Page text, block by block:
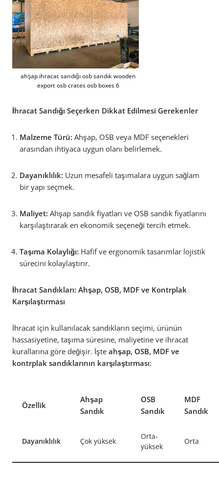
ahşap ihracat sandığı osb sandık wooden
export osb crates osb boxes 6
İhracat Sandığı Seçerken Dikkat Edilmesi Gerekenler
Malzeme Türü: Ahşap, OSB veya MDF seçenekleri
arasından ihtiyaca uygun olanı belirlemek.
Dayanıklılık: Uzun mesafeli taşımalara uygun sağlam
bir yapı seçmek.
Maliyet: Ahşap sandık fiyatları ve OSB sandık fiyatlarını
karşılaştırarak en ekonomik seçeneği tercih etmek.
Taşıma Kolaylığı: Hafif ve ergonomik tasarımlar lojistik
sürecini kolaylaştırır.
İhracat Sandıkları: Ahşap, OSB, MDF ve Kontrplak
Karşılaştırması
İhracat için kullanılacak sandıkların seçimi, ürünün
hassasiyetine, taşıma süresine, maliyetine ve ihracat
kurallarına göre değişir. İşte ahşap, OSB, MDF ve
kontrplak sandıklarının karşılaştırması:
Özellik
Ahşap
Sandık
OSB
Sandık
MDF
Sandık
Dayanıklılık Çok yüksek
Orta-
yüksek
Orta